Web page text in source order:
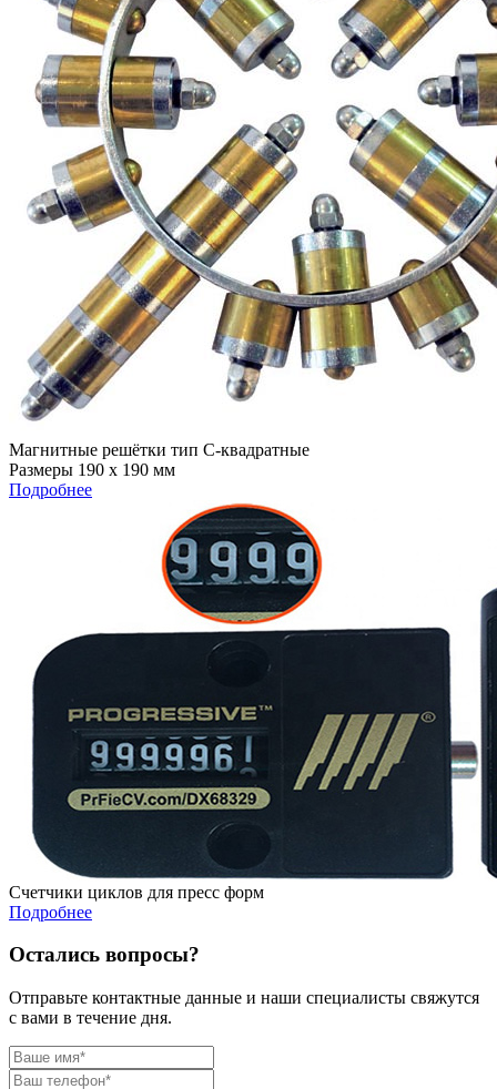
Магнитные решётки тип C-квадратные
Размеры 190 х 190 мм
Подробнее
Счетчики циклов для пресс форм
Подробнее
Остались вопросы?
Отправьте контактные данные и наши специалисты свяжутся
с вами в течение дня.